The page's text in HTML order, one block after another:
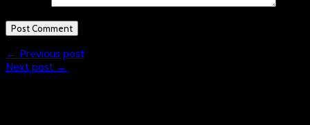
← Previous post
Next post →